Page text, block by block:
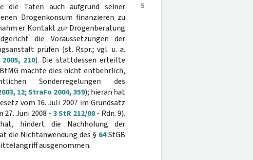
5
die Taten auch aufgrund seiner
Drogenkonsum finanzieren zu
er Kontakt zur Drogenberatung
die Voraussetzungen der
prüfen (st. Rspr.; vgl. u. a.
210). Die stattdessen erteilte
BtMG machte dies nicht entbehrlich,
Sonderregelungen des
12;StraFo 2004, 359); hieran hat
vom 16. Juli 2007 im Grundsatz
27. Juni 2008 -3 StR 212/08- Rdn. 9).
hindert die Nachholung der
die Nichtanwendung des § 64StGB
ausgenommen.